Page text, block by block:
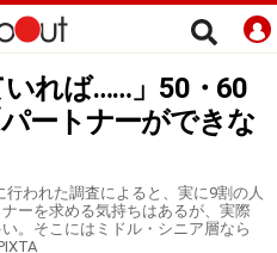
いれば……」50・60
ートナーができな
われた調査によると、実に9割の人
ーを求める気持ちはあるが、実際
。そこにはミドル・シニア層なら